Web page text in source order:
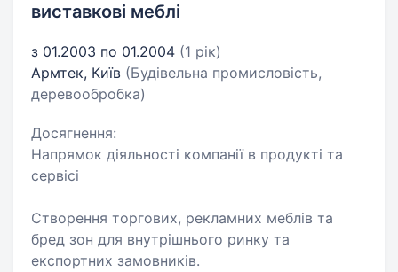
виставкові меблі
з 01.2003 по 01.2004 (1 рік)
Армтек, Київ (Будівельна промисловість,
деревообробка)
Досягнення:
Напрямок діяльності компанії в продукті та
сервісі
Створення торгових, рекламних меблів та
бред зон для внутрішнього ринку та
експортних замовників.